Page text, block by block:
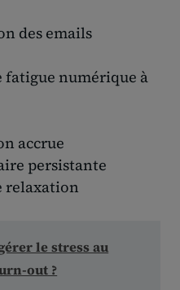
des emails
fatigue numérique à
accrue
persistante
relaxation
le stress au
out ?